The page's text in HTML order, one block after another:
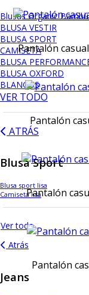
Blusas Organic
BLUSA VESTIR
BLUSA SPORT
CAMISETA
BLUSA
BLUSA OXFORD
BLANCOS
VER TODO
ATRÁS
Blusa Sport
Blusa sport lisa
Camiseta lisa
Ver todo
Atrás
Jeans
Pantalón
Pantalón
Pantalón
Pantalón